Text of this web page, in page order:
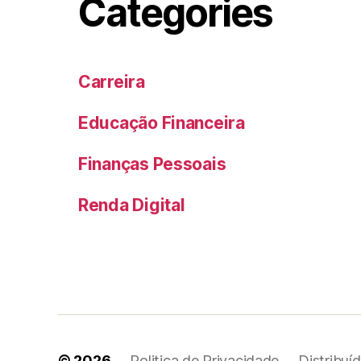
Categories
Carreira
Educação Financeira
Finanças Pessoais
Renda Digital